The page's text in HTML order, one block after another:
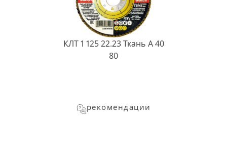
КЛТ 1 125 22.23 Ткань A 40
80
рекомендации